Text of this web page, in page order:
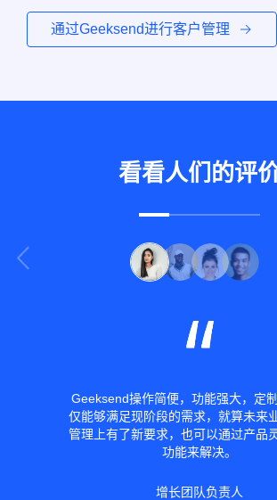
通过Geeksend进行客户管理
看看人们的评
Geeksend操作简便，功能强大，定
仅能够满足现阶段的需求，就算未来
管理上有了新要求，也可以通过产品
功能来解决。
增长团队负责人